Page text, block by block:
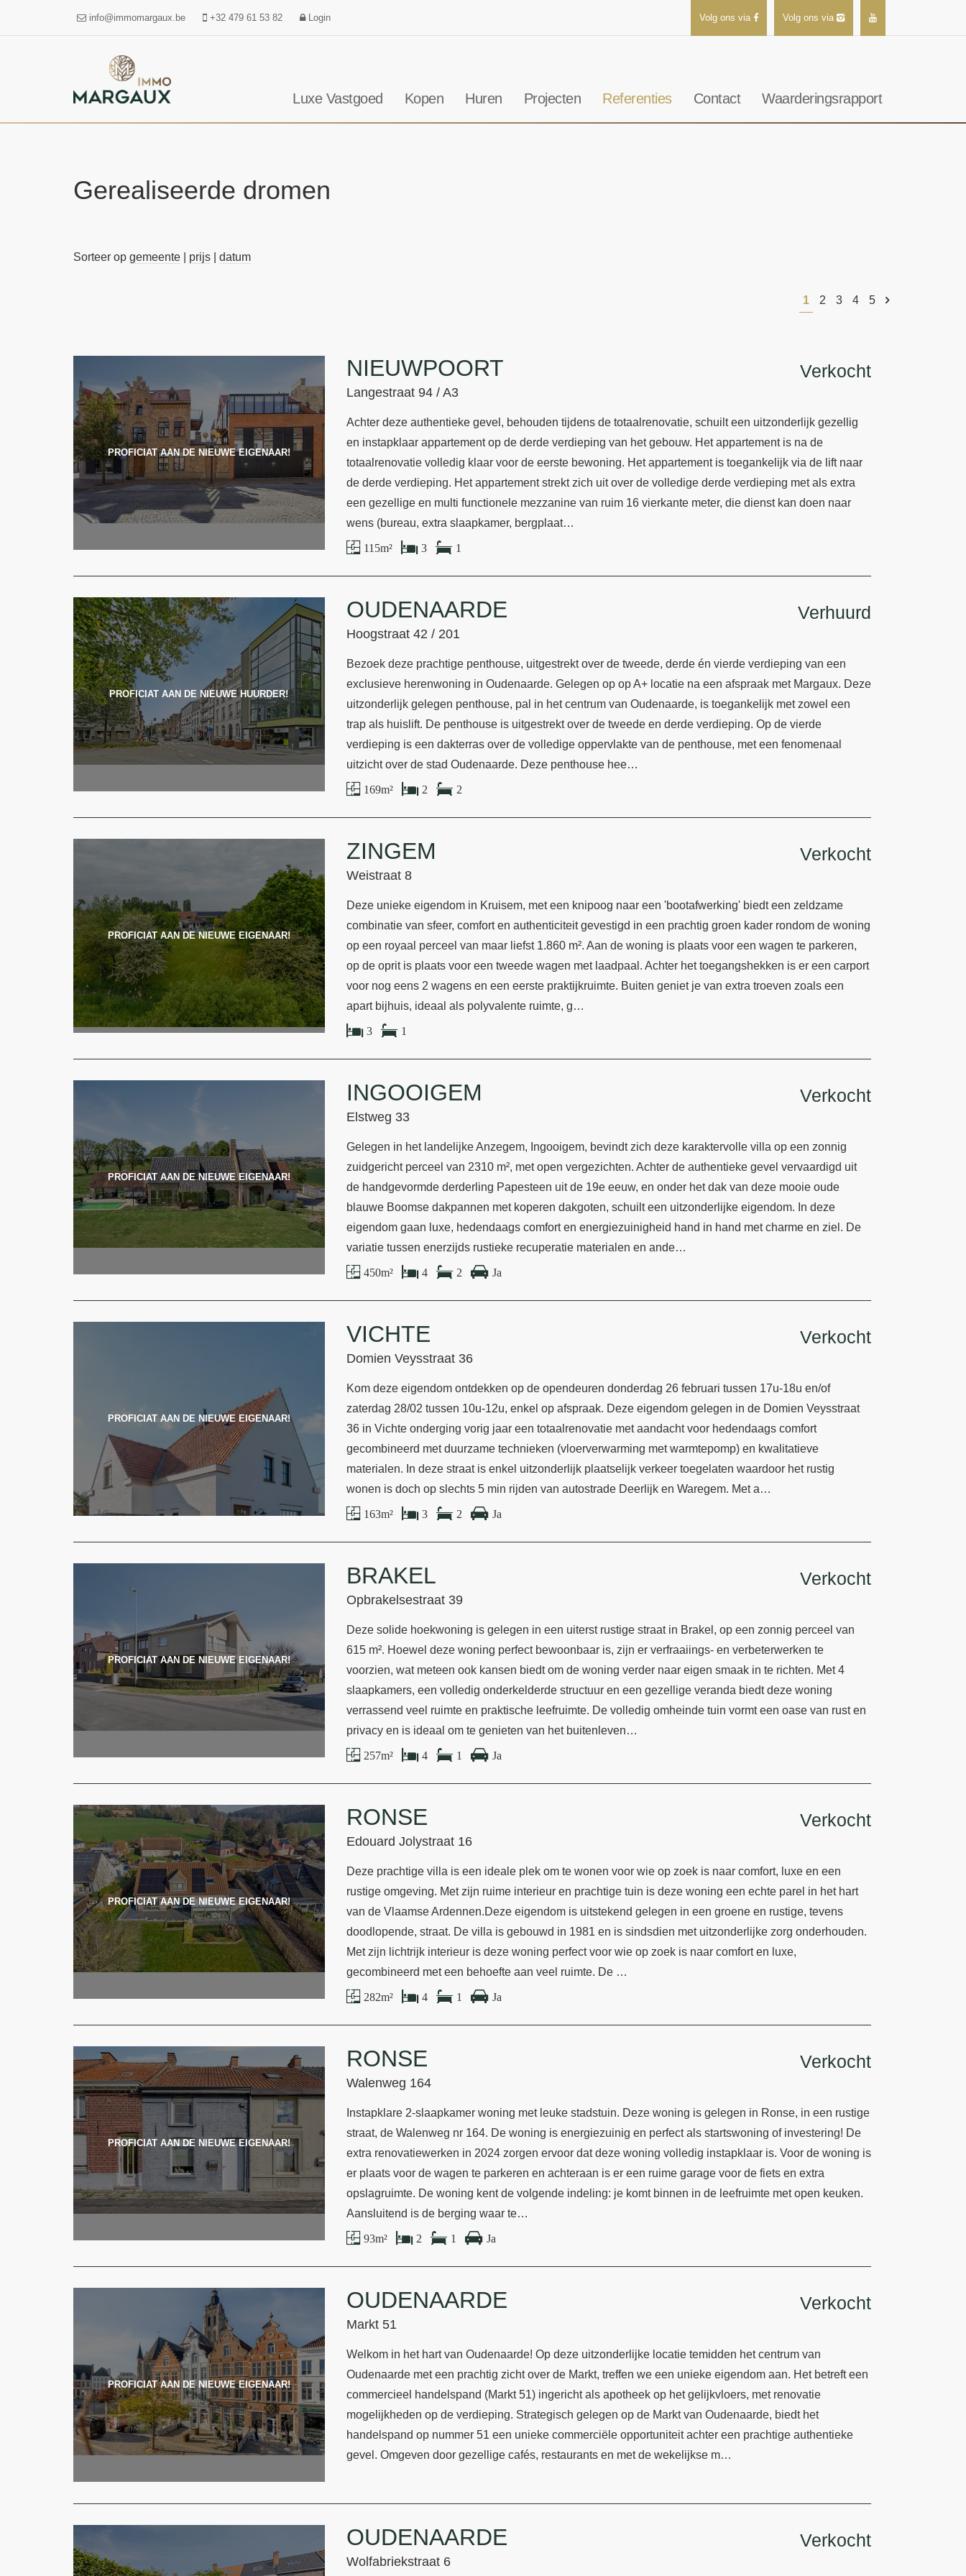
info@immomargaux.be +32 479 61 53 82 Login Volg ons via Volg ons via
Luxe Vastgoed Kopen Huren Projecten Referenties Contact Waarderingsrapport
Gerealiseerde dromen
Sorteer op gemeente prijs datum
1 2 3 4 5
PROFICIAT AAN DE NIEUWE EIGENAAR!
NIEUWPOORT
Langestraat 94 / A3
Verkocht
Achter deze authentieke gevel, behouden tijdens de totaalrenovatie, schuilt een uitzonderlijk gezellig
en instapklaar appartement op de derde verdieping van het gebouw. Het appartement is na de
totaalrenovatie volledig klaar voor de eerste bewoning. Het appartement is toegankelijk via de lift naar
de derde verdieping. Het appartement strekt zich uit over de volledige derde verdieping met als extra
een gezellige en multi functionele mezzanine van ruim 16 vierkante meter, die dienst kan doen naar
wens (bureau, extra slaapkamer, bergplaat…
115 m² 3 1
PROFICIAT AAN DE NIEUWE HUURDER!
OUDENAARDE
Hoogstraat 42 / 201
Verhuurd
Bezoek deze prachtige penthouse, uitgestrekt over de tweede, derde én vierde verdieping van een
exclusieve herenwoning in Oudenaarde. Gelegen op op A+ locatie na een afspraak met Margaux. Deze
uitzonderlijk gelegen penthouse, pal in het centrum van Oudenaarde, is toegankelijk met zowel een
trap als huislift. De penthouse is uitgestrekt over de tweede en derde verdieping. Op de vierde
verdieping is een dakterras over de volledige oppervlakte van de penthouse, met een fenomenaal
uitzicht over de stad Oudenaarde. Deze penthouse hee…
169 m² 2 2
PROFICIAT AAN DE NIEUWE EIGENAAR!
ZINGEM
Weistraat 8
Verkocht
Deze unieke eigendom in Kruisem, met een knipoog naar een 'bootafwerking' biedt een zeldzame
combinatie van sfeer, comfort en authenticiteit gevestigd in een prachtig groen kader rondom de woning
op een royaal perceel van maar liefst 1.860 m². Aan de woning is plaats voor een wagen te parkeren,
op de oprit is plaats voor een tweede wagen met laadpaal. Achter het toegangshekken is er een carport
voor nog eens 2 wagens en een eerste praktijkruimte. Buiten geniet je van extra troeven zoals een
apart bijhuis, ideaal als polyvalente ruimte, g…
3 1
PROFICIAT AAN DE NIEUWE EIGENAAR!
INGOOIGEM
Elstweg 33
Verkocht
Gelegen in het landelijke Anzegem, Ingooigem, bevindt zich deze karaktervolle villa op een zonnig
zuidgericht perceel van 2310 m², met open vergezichten. Achter de authentieke gevel vervaardigd uit
de handgevormde derderling Papesteen uit de 19e eeuw, en onder het dak van deze mooie oude
blauwe Boomse dakpannen met koperen dakgoten, schuilt een uitzonderlijke eigendom. In deze
eigendom gaan luxe, hedendaags comfort en energiezuinigheid hand in hand met charme en ziel. De
variatie tussen enerzijds rustieke recuperatie materialen en ande…
450 m² 4 2 Ja
PROFICIAT AAN DE NIEUWE EIGENAAR!
VICHTE
Domien Veysstraat 36
Verkocht
Kom deze eigendom ontdekken op de opendeuren donderdag 26 februari tussen 17u-18u en/of
zaterdag 28/02 tussen 10u-12u, enkel op afspraak. Deze eigendom gelegen in de Domien Veysstraat
36 in Vichte onderging vorig jaar een totaalrenovatie met aandacht voor hedendaags comfort
gecombineerd met duurzame technieken (vloerverwarming met warmtepomp) en kwalitatieve
materialen. In deze straat is enkel uitzonderlijk plaatselijk verkeer toegelaten waardoor het rustig
wonen is doch op slechts 5 min rijden van autostrade Deerlijk en Waregem. Met a…
163 m² 3 2 Ja
PROFICIAT AAN DE NIEUWE EIGENAAR!
BRAKEL
Opbrakelsestraat 39
Verkocht
Deze solide hoekwoning is gelegen in een uiterst rustige straat in Brakel, op een zonnig perceel van
615 m². Hoewel deze woning perfect bewoonbaar is, zijn er verfraaiings- en verbeterwerken te
voorzien, wat meteen ook kansen biedt om de woning verder naar eigen smaak in te richten. Met 4
slaapkamers, een volledig onderkelderde structuur en een gezellige veranda biedt deze woning
verrassend veel ruimte en praktische leefruimte. De volledig omheinde tuin vormt een oase van rust en
privacy en is ideaal om te genieten van het buitenleven…
257 m² 4 1 Ja
PROFICIAT AAN DE NIEUWE EIGENAAR!
RONSE
Edouard Jolystraat 16
Verkocht
Deze prachtige villa is een ideale plek om te wonen voor wie op zoek is naar comfort, luxe en een
rustige omgeving. Met zijn ruime interieur en prachtige tuin is deze woning een echte parel in het hart
van de Vlaamse Ardennen.Deze eigendom is uitstekend gelegen in een groene en rustige, tevens
doodlopende, straat. De villa is gebouwd in 1981 en is sindsdien met uitzonderlijke zorg onderhouden.
Met zijn lichtrijk interieur is deze woning perfect voor wie op zoek is naar comfort en luxe,
gecombineerd met een behoefte aan veel ruimte. De …
282 m² 4 1 Ja
PROFICIAT AAN DE NIEUWE EIGENAAR!
RONSE
Walenweg 164
Verkocht
Instapklare 2-slaapkamer woning met leuke stadstuin. Deze woning is gelegen in Ronse, in een rustige
straat, de Walenweg nr 164. De woning is energiezuinig en perfect als startswoning of investering! De
extra renovatiewerken in 2024 zorgen ervoor dat deze woning volledig instapklaar is. Voor de woning is
er plaats voor de wagen te parkeren en achteraan is er een ruime garage voor de fiets en extra
opslagruimte. De woning kent de volgende indeling: je komt binnen in de leefruimte met open keuken.
Aansluitend is de berging waar te…
93 m² 2 1 Ja
PROFICIAT AAN DE NIEUWE EIGENAAR!
OUDENAARDE
Markt 51
Verkocht
Welkom in het hart van Oudenaarde! Op deze uitzonderlijke locatie temidden het centrum van
Oudenaarde met een prachtig zicht over de Markt, treffen we een unieke eigendom aan. Het betreft een
commercieel handelspand (Markt 51) ingericht als apotheek op het gelijkvloers, met renovatie
mogelijkheden op de verdieping. Strategisch gelegen op de Markt van Oudenaarde, biedt het
handelspand op nummer 51 een unieke commerciële opportuniteit achter een prachtige authentieke
gevel. Omgeven door gezellige cafés, restaurants en met de wekelijkse m…
OUDENAARDE
Wolfabriekstraat 6
Verkocht